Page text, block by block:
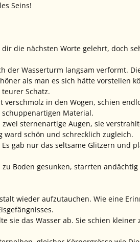
Seins!
die nächsten Worte gelehrt, doch
der Wasserturm langsam verformt.
als man es sich hätte vorstellen
Schatz.
verschmolz in den Wogen, schien
Material.
sternenartige Augen, sie
schön und schrecklich zugleich.
Es gab nur das seltsame Glitzern
zu Boden gesunken, starrten
wieder aufzutauchen. Wie eine
sie das Wasser ab. Sie schien